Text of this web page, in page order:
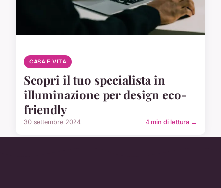
CASA E VITA
Scopri il tuo specialista in
illuminazione per design eco-
friendly
30 settembre 2024 4 min di lettura →